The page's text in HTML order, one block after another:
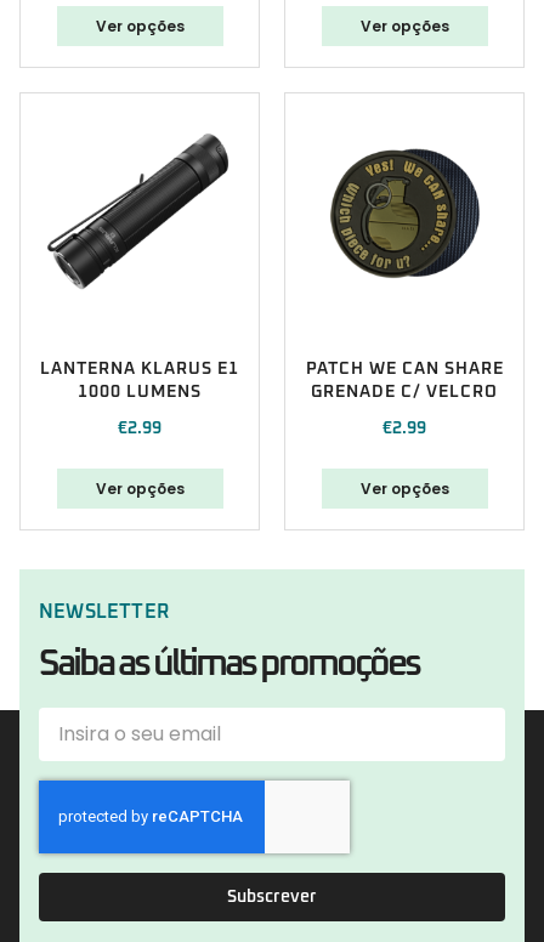
Ver opções Ver opções
LANTERNA KLARUS E1
1000 LUMENS
€2.99
Ver opções
PATCH WE CAN SHARE
GRENADE C/ VELCRO
€2.99
Ver opções
NEWSLETTER
Saiba as últimas promoções
Subscrever